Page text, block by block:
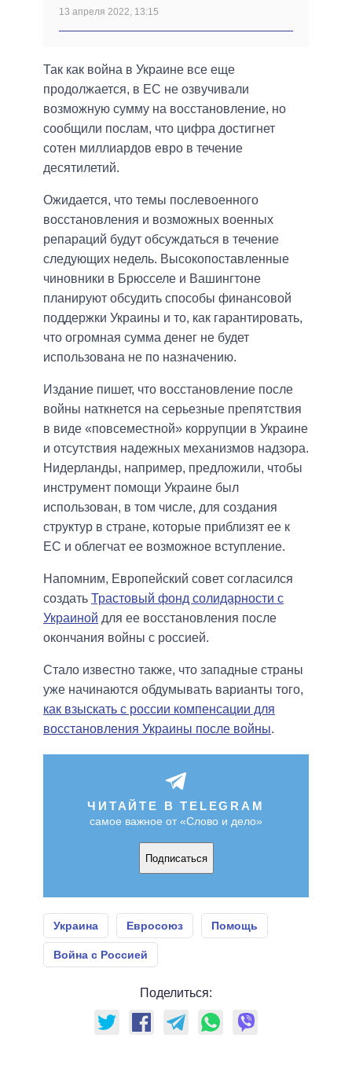
13 апреля 2022, 13:15
Так как война в Украине все еще
продолжается, в ЕС не озвучивали
возможную сумму на восстановление, но
сообщили послам, что цифра достигнет
сотен миллиардов евро в течение
десятилетий.
Ожидается, что темы послевоенного
восстановления и возможных военных
репараций будут обсуждаться в течение
следующих недель. Высокопоставленные
чиновники в Брюсселе и Вашингтоне
планируют обсудить способы финансовой
поддержки Украины и то, как гарантировать,
что огромная сумма денег не будет
использована не по назначению.
Издание пишет, что восстановление после
войны наткнется на серьезные препятствия
в виде «повсеместной» коррупции в Украине
и отсутствия надежных механизмов надзора.
Нидерланды, например, предложили, чтобы
инструмент помощи Украине был
использован, в том числе, для создания
структур в стране, которые приблизят ее к
ЕС и облегчат ее возможное вступление.
Напомним, Европейский совет согласился
создать Трастовый фонд солидарности с
Украиной для ее восстановления после
окончания войны с россией.
Стало известно также, что западные страны
уже начинаются обдумывать варианты того,
как взыскать с россии компенсации для
восстановления Украины после войны.
ЧИТАЙТЕ В TELEGRAM
самое важное от «Слово и дело»
Подписаться
Украина Евросоюз Помощь
Война с Россией
Поделиться: